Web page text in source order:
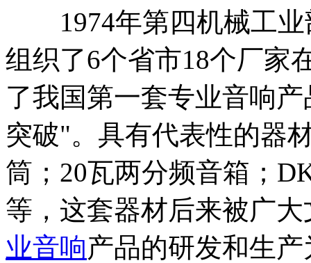
1974年第四机械工业
组织了6个省市18个厂家
了我国第一套专业音响
突破"。具有代表性的器
筒；20瓦两分频音箱；
等，这套器材后来被广
业音响产品的研发和生